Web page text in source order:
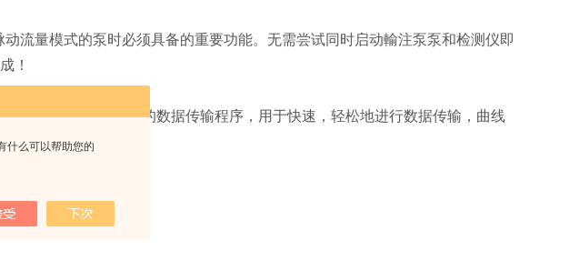
什么可以帮助您的
流量模式的泵时必须具备的重要功能。无需尝试同时启动輸注泵泵和检测仪即
！
5是基于Windows的数据传输程序，用于快速，轻松地进行数据传输，曲线